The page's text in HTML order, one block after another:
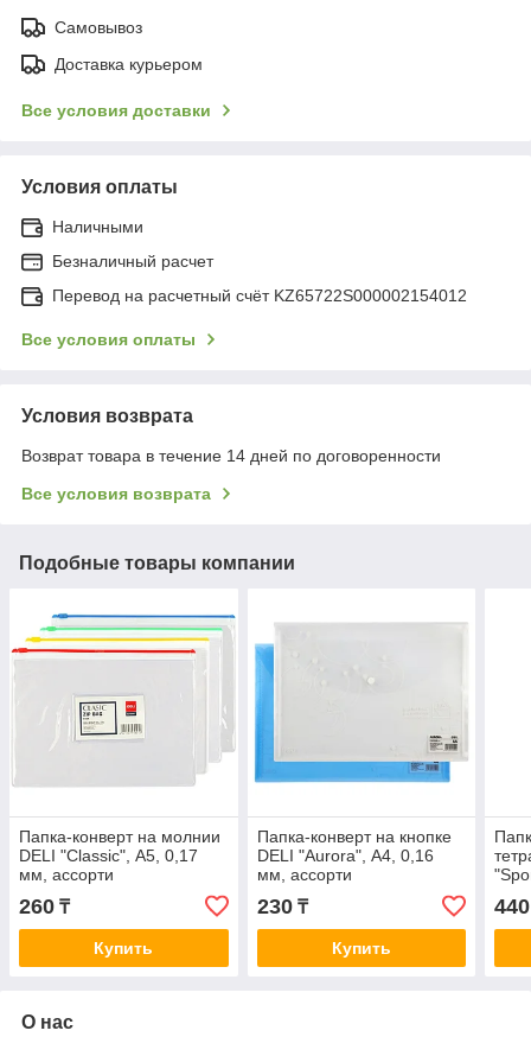
Самовывоз
Доставка курьером
Все условия доставки
Условия оплаты
Наличными
Безналичный расчет
Перевод на расчетный счёт KZ65722S000002154012
Все условия оплаты
Условия возврата
Возврат товара в течение 14 дней по договоренности
Все условия возврата
Подобные товары компании
Папка-конверт на молнии
DELI "Classic", А5, 0,17
мм, ассорти
260 ₸
Купить
Папка-конверт на кнопке
DELI "Aurora", А4, 0,16
мм, ассорти
230₸
Купить
440
О нас